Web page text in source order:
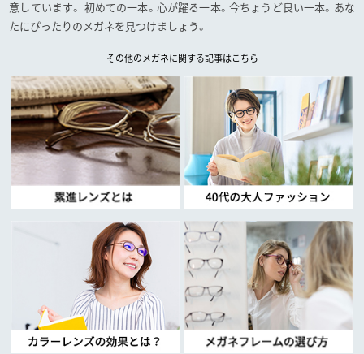
意しています。 初めての一本。心が躍る一本。今ちょうど良い一本。あな
たにぴったりのメガネを見つけましょう。
その他のメガネに関する記事はこちら